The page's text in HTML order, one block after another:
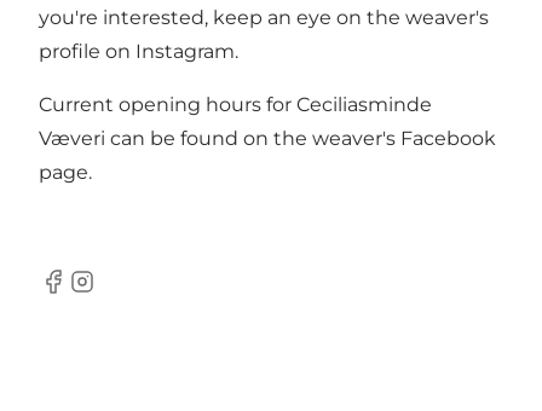
you're interested, keep an eye on the weaver's
profile on Instagram.
Current opening hours for Ceciliasminde
Væveri can be found on the weaver's Facebook
page.
Facebook
Instagram